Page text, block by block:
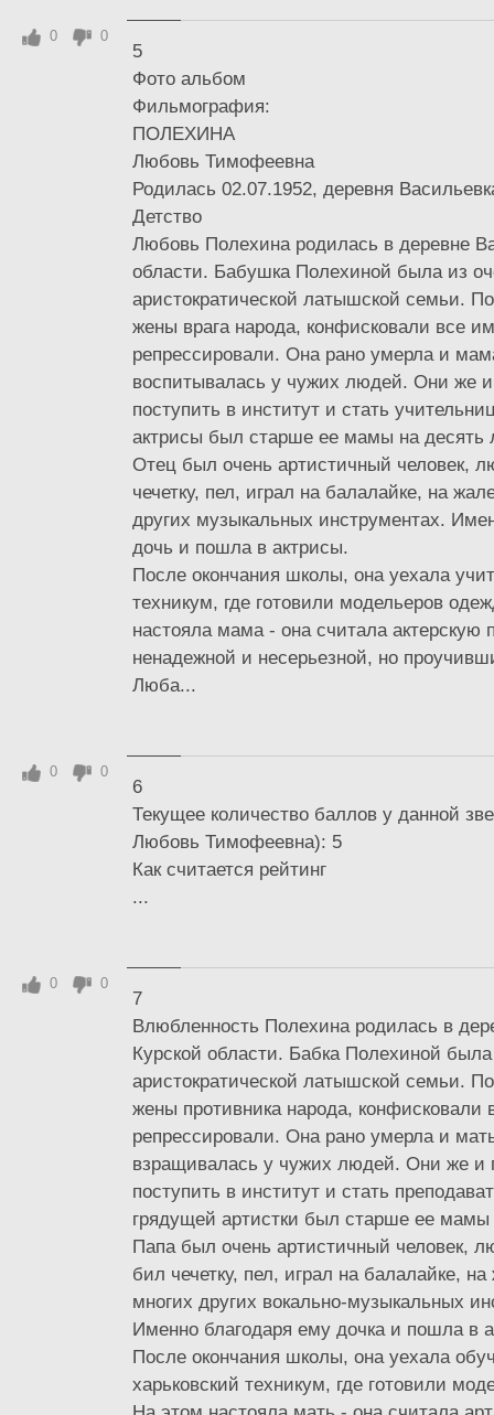
5
Фото альбом
Фильмография:
ПОЛЕХИНА
Любовь Тимофеевна
Родилась 02.07.1952, деревня
Детство
Любовь Полехина родилась в деревне
области. Бабушка Полехиной была из
аристократической латышской семьи.
жены врага народа, конфисковали все
репрессировали. Она рано умерла и
воспитывалась у чужих людей. Они же
поступить в институт и стать
актрисы был старше ее мамы на десять
Отец был очень артистичный человек,
чечетку, пел, играл на балалайке, на
других музыкальных инструментах.
дочь и пошла в актрисы.
После окончания школы, она уехала
техникум, где готовили модельеров
настояла мама - она считала актерскую
ненадежной и несерьезной, но
Люба...
0 0
6
Текущее количество баллов у данной
Любовь Тимофеевна): 5
Как считается рейтинг
...
0 0
7
Влюбленность Полехина родилась в
Курской области. Бабка Полехиной
аристократической латышской семьи.
жены противника народа, конфисковали
репрессировали. Она рано умерла и
взращивалась у чужих людей. Они же и
поступить в институт и стать
грядущей артистки был старше ее мамы
Папа был очень артистичный человек,
бил чечетку, пел, играл на балалайке,
многих других вокально-музыкальных
Именно благодаря ему дочка и пошла в
После окончания школы, она уехала
харьковский техникум, где готовили
0 0